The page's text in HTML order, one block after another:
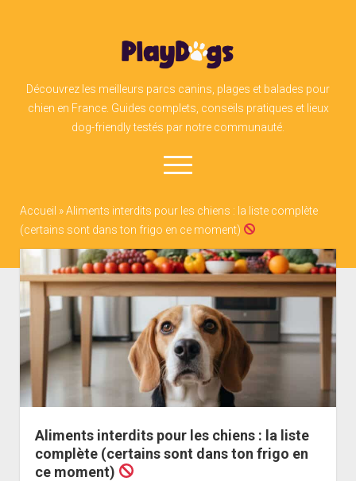
PlayDogs
Découvrez les meilleurs parcs canins, plages et balades pour
chien en France. Guides complets, conseils pratiques et lieux
dog-friendly testés par notre communauté.
open
menu
facebookinstagram
linkedinadmin@play-dogs.ch
Accueil »Aliments interdits pour les chiens : la liste complète
(certains sont dans ton frigo en ce moment)
Aliments interdits pour les chiens : la liste
complète (certains sont dans ton frigo en
ce moment)